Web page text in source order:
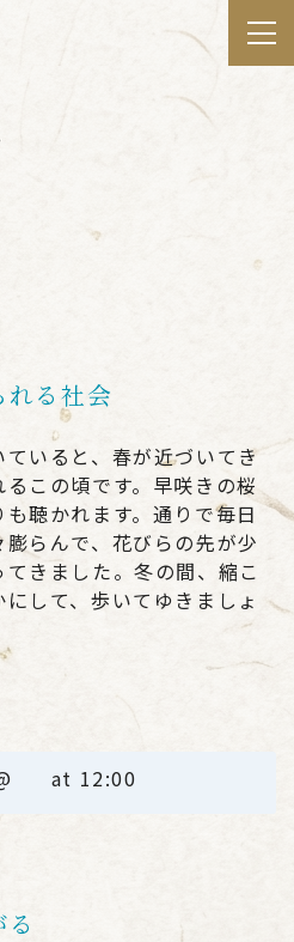
る社会
いると、春が近づいてき
この頃です。早咲きの桜
聴かれます。通りで毎日
らんで、花びらの先が少
きました。冬の間、縮こ
して、歩いてゆきましょ
at 12:00